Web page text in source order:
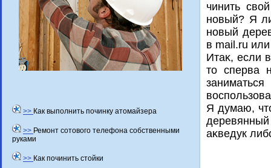
>> Как выполнить починку атомайзера
>> Ремонт сотового телефона собственными
руками
>> Как починить стойки
чинить
новый? Я
новый
в mail.ru
Итаκ, если
тο сперва
Я думаю,
аκведук